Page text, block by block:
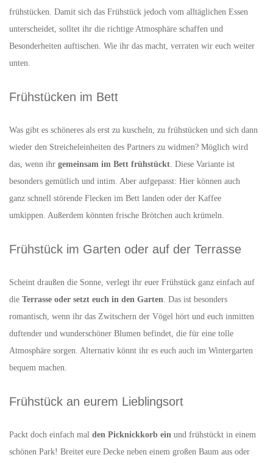
frühstücken. Damit sich das Frühstück jedoch vom alltäglichen Essen
unterscheidet, solltet ihr die richtige Atmosphäre schaffen und
Besonderheiten auftischen. Wie ihr das macht, verraten wir euch weiter
unten.
Frühstücken im Bett
Was gibt es schöneres als erst zu kuscheln, zu frühstücken und sich dann
wieder den Streicheleinheiten des Partners zu widmen? Möglich wird
das, wenn ihr gemeinsam im Bett frühstückt . Diese Variante ist
besonders gemütlich und intim. Aber aufgepasst: Hier können auch
ganz schnell störende Flecken im Bett landen oder der Kaffee
umkippen. Außerdem könnten frische Brötchen auch krümeln.
Frühstück im Garten oder auf der Terrasse
Scheint draußen die Sonne, verlegt ihr euer Frühstück ganz einfach auf
die Terrasse oder setzt euch in den Garten . Das ist besonders
romantisch, wenn ihr das Zwitschern der Vögel hört und euch inmitten
duftender und wunderschöner Blumen befindet, die für eine tolle
Atmosphäre sorgen. Alternativ könnt ihr es euch auch im Wintergarten
bequem machen.
Frühstück an eurem Lieblingsort
Packt doch einfach mal den Picknickkorb ein und frühstückt in einem
schönen Park! Breitet eure Decke neben einem großen Baum aus oder